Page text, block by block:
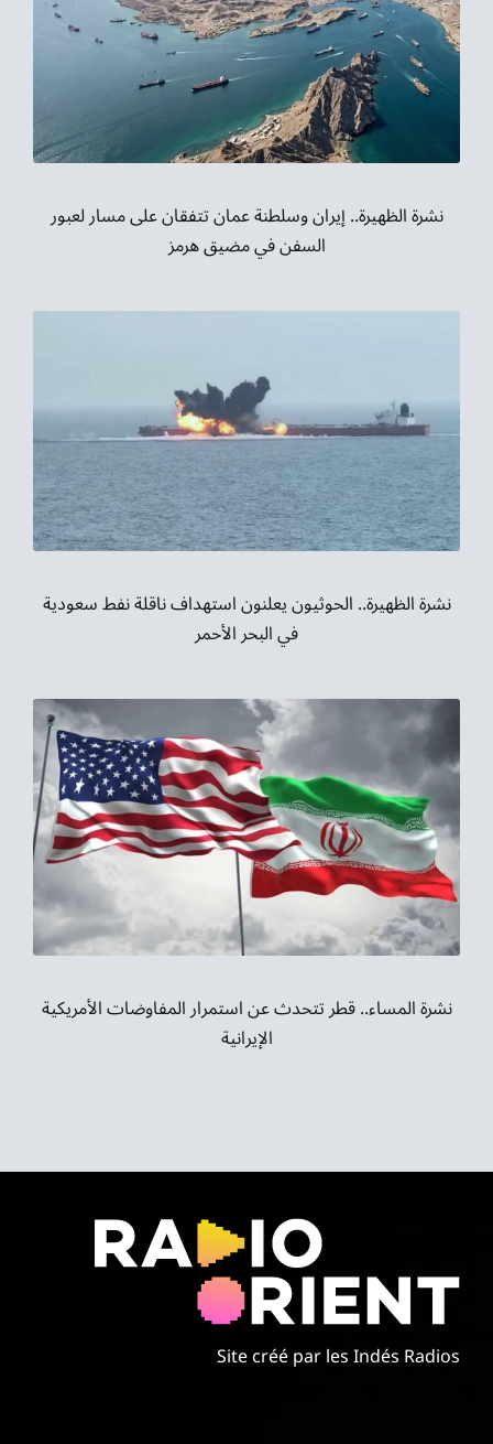
نشرة الظهيرة.. إيران وسلطنة عمان تتفقان على مسار لعبور
السفن في مضيق هرمز
نشرة الظهيرة.. الحوثيون يعلنون استهداف ناقلة نفط سعودية
في البحر الأحمر
نشرة المساء.. قطر تتحدث عن استمرار المفاوضات الأمريكية
الإيرانية
Site créé par les Indés Radios